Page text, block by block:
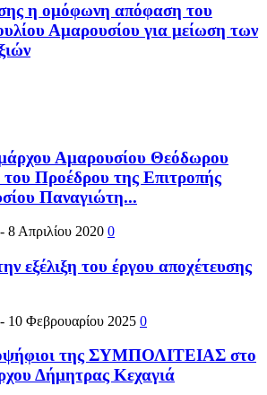
η ομόφωνη απόφαση του
Αμαρουσίου για μείωση των
Αμαρουσίου Θεόδωρου
Προέδρου της Επιτροπής
Παναγιώτη...
- 8 Απριλίου 2020 0
εξέλιξη του έργου αποχέτευσης
- 10 Φεβρουαρίου 2025 0
της ΣΥΜΠΟΛΙΤΕΙΑΣ στο
Δήμητρας Κεχαγιά